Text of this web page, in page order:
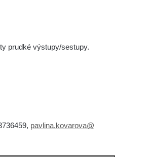
prudké výstupy/sestupy.
pavlina.kovarova@